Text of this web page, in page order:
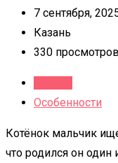
7 сентября,
Казань
330 просмотров
Особенности
Котёнок мальчик
что родился он